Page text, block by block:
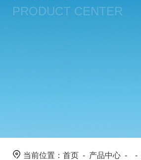
PRODUCT CENTER
当前位置： 首页 - 产品中心 - -